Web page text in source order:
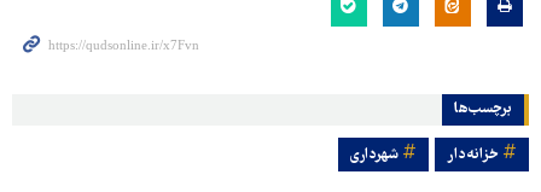
برچسب‌ها
خزانه‌دار شهرداری